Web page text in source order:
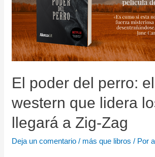
El poder del perro:
western que lidera
llegará a Zig-Zag
Deja un comentario / más que libros / Por